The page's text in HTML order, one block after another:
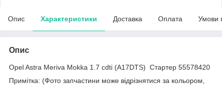
Опис Характеристики Доставка Оплата Умови
Опис
Opel Astra Meriva Mokka 1.7 cdti (A17DTS) Стартер 55578420
Примітка: (Фото запчастини може відрізнятися за кольором,